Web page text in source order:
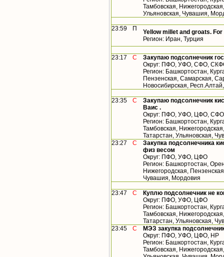
Тамбовская,
Ульяновская, Чувашия,
23:59 П Yellow millet and groats.
Регион: Иран, Турция
23:17 С
Закупаю подсолнечник
Округ: ПФО, УФО, СФО,
Регион: Башкортостан,
Пензенская, Самарская,
Новосибирская,
23:35 С
Закупаю подсолнечник
Ваис .
Округ: ПФО, УФО, ЦФО, СФО
Регион: Башкортостан,
Тамбовская,
Татарстан, Ульяновская,
23:27
С
Закупка подсолнечника
физ весом
Округ: ПФО, УФО, ЦФО
Регион: Башкортостан,
Нижегородская,
Чувашия, Мордовия
23:47 С
Куплю подсолнечник не
Округ: ПФО, УФО, ЦФО
Регион: Башкортостан,
Тамбовская,
Татарстан, Ульяновская,
23:45
С
МЭЗ закупка
Округ: ПФО, УФО, ЦФО, НР
Регион: Башкортостан,
Тамбовская,